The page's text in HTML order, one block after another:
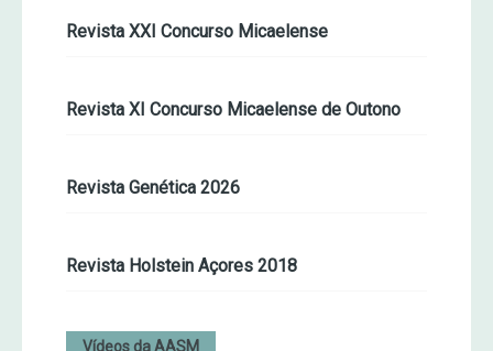
Revista XXI Concurso Micaelense
Revista XI Concurso Micaelense de Outono
Revista Genética 2026
Revista Holstein Açores 2018
Vídeos da AASM